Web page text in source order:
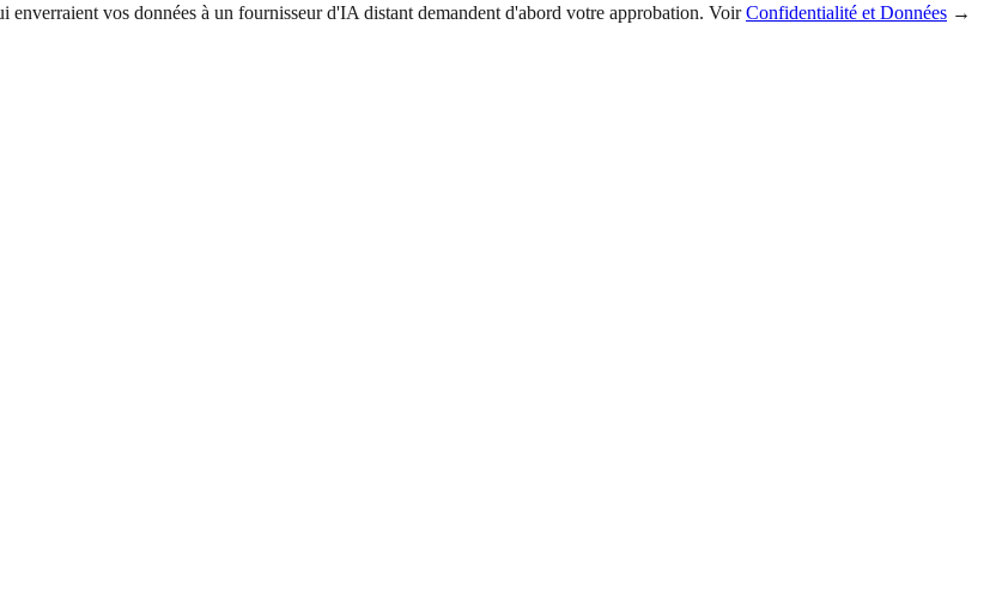
vos données à un fournisseur d'IA distant demandent d'abord votre approbation. VoirConfidentialité et Données →